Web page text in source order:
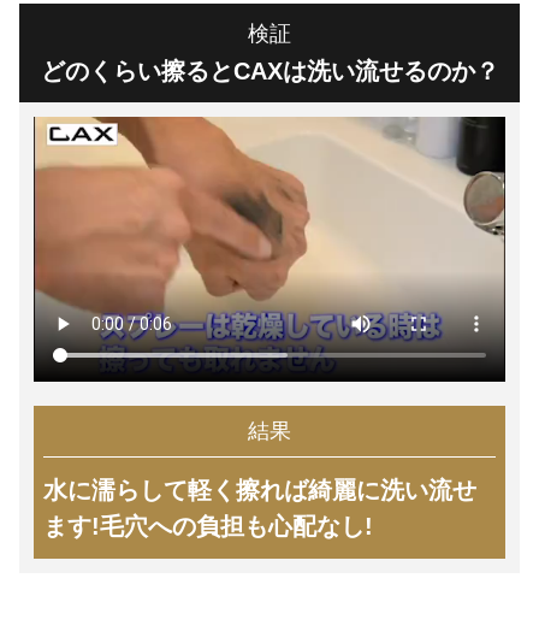
検証
どのくらい擦るとCAXは洗い流せるのか？
結果
水に濡らして軽く擦れば綺麗に洗い流せ
ます!毛穴への負担も心配なし!